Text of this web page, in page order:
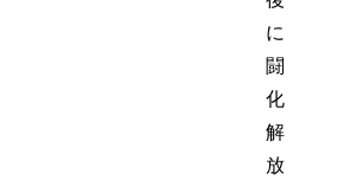
に
闘
化
解
放